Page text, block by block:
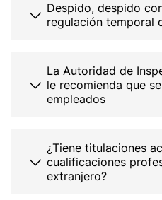
Despido, despido
regulación temporal
La Autoridad de
le recomienda que
empleados
¿Tiene titulaciones
cualificaciones
extranjero?